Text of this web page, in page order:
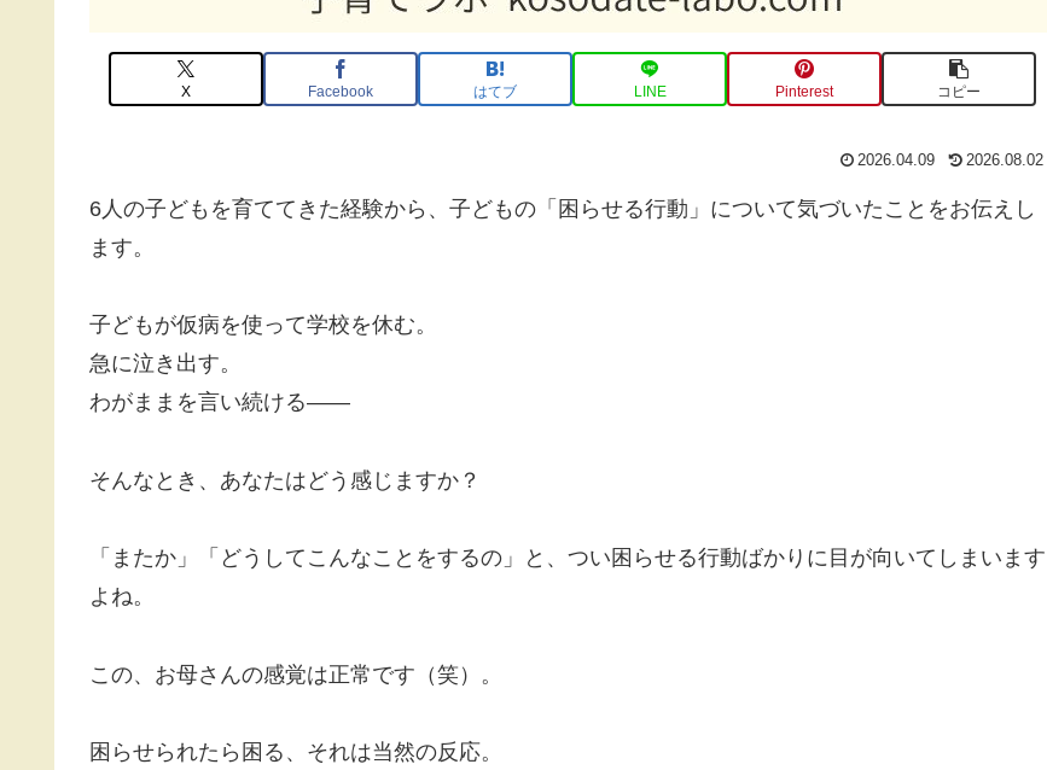
X Facebook はてブ LINE Pinterest コピー
2026.04.09 2026.08.02
6人の子どもを育ててきた経験から、子どもの「困らせる行動」について気づいたことをお伝えし
ます。
子どもが仮病を使って学校を休む。
急に泣き出す。
わがままを言い続ける——
そんなとき、あなたはどう感じますか？
「またか」「どうしてこんなことをするの」と、つい困らせる行動ばかりに目が向いてしまいます
よね。
この、お母さんの感覚は正常です（笑）。
困らせられたら困る、それは当然の反応。